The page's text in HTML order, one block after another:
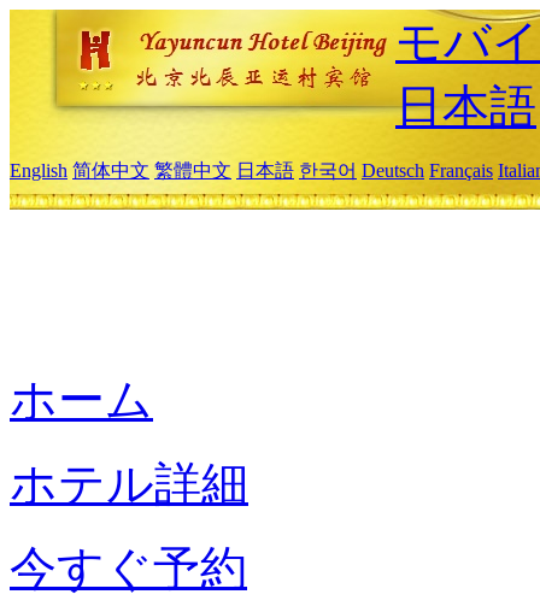
モバ
日本語
English 简体中文 繁體中文 日本語 한국어 Deutsch Français
ホーム
ホテル詳細
今すぐ予約